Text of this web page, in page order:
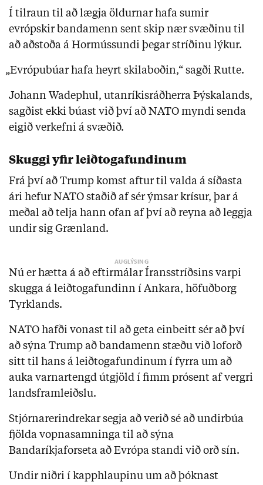
Í tilraun til að lægja öldurnar hafa sumir
evrópskir bandamenn sent skip nær svæðinu til
að aðstoða á Hormússundi þegar stríðinu lýkur.
„Evrópubúar hafa heyrt skilaboðin,“ sagði Rutte.
Johann Wadephul, utanríkisráðherra Þýskalands,
sagðist ekki búast við því að NATO myndi senda
eigið verkefni á svæðið.
Skuggi yfir leiðtogafundinum
Frá því að Trump komst aftur til valda á síðasta
ári hefur NATO staðið af sér ýmsar krísur, þar á
meðal að telja hann ofan af því að reyna að leggja
undir sig Grænland.
Nú er hætta á að eftirmálar Íransstríðsins varpi
skugga á leiðtogafundinn í Ankara, höfuðborg
Tyrklands.
NATO hafði vonast til að geta einbeitt sér að því
að sýna Trump að bandamenn stæðu við loforð
sitt til hans á leiðtogafundinum í fyrra um að
auka varnartengd útgjöld í fimm prósent af vergri
landsframleiðslu.
Stjórnarerindrekar segja að verið sé að undirbúa
fjölda vopnasamninga til að sýna
Bandaríkjaforseta að Evrópa standi við orð sín.
Undir niðri í kapphlaupinu um að þóknast